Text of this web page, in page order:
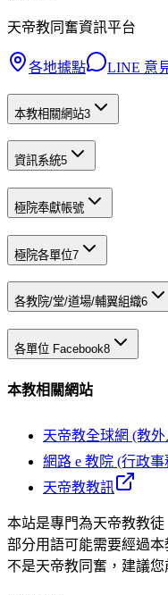
天帝教同奮資訊平台
各地據點 LINE 意
本教相關網站3
資訊系統5
極院奉獻帳號
極院各單位7
各教院/堂/道場/輔翼組織6
各單位 Facebook8
本教相關網站
天帝教全球網 (教
網路 e 教院 (行政事
天帝教教訊
本站是專門為天帝教教
部分用語可能需要經過
不是天帝教同奮，建議您